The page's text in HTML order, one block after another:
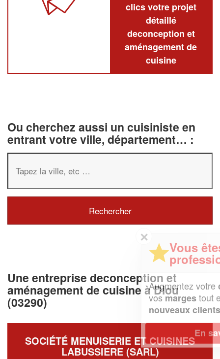
clics votre projet
détaillé
deconception et
aménagement de
cuisine
Ou cherchez aussi un cuisiniste en
entrant votre ville, département… :
Une entreprise deconception et
aménagement de cuisine à Diou
(03290)
SOCIÉTÉ MENUISERIE ET CUISINES
LABUSSIERE (SARL)
Vous êtes un
professionnel ?
Augmentez votrechiffre d'affaireset
vosmargestout en gagnant de